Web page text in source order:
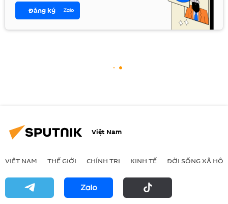
Đăng ký
Việt Nam
VIỆT NAM THẾ GIỚI CHÍNH TRỊ KINH TẾ ĐỜI SỐNG XÃ HỘI